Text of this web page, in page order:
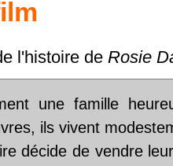
l'histoire de Rosie
une famille
ils vivent
décide de vendre